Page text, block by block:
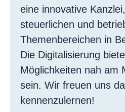
eine innovative
steuerlichen und
Themenbereichen in
Die Digitalisierung
Möglichkeiten nah am
sein. Wir freuen uns
kennenzulernen!